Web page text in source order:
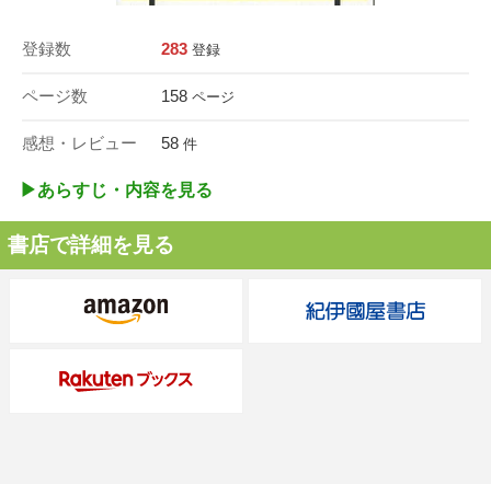
登録数 283 登録
ページ数 158 ページ
感想・レビュー 58 件
▶︎あらすじ・内容を見る
書店で詳細を見る